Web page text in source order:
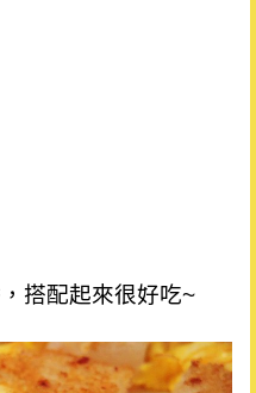
搭配起來很好吃~